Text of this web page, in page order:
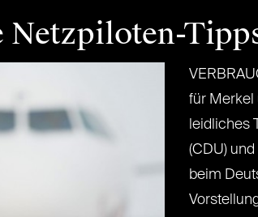
Netzpiloten-
für Merkel
leidliches
(CDU)
beim